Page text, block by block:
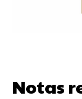
Notas